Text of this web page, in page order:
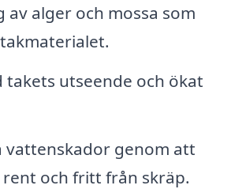
av alger och mossa som
takets utseende och ökat
vattenskador genom att
och fritt från skräp.